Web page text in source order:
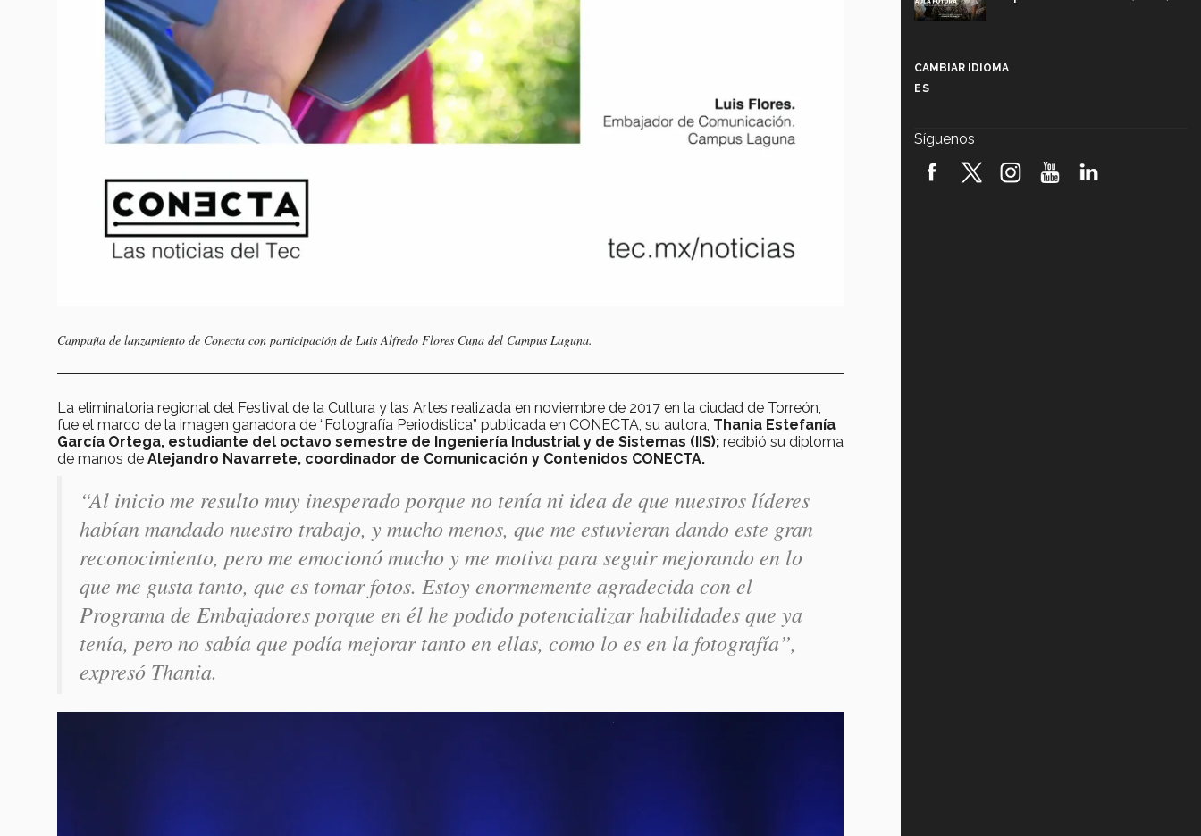
Campaña de lanzamiento de Conecta con participación de Luis Alfredo Flores Cuna del Campus Laguna.
La eliminatoria regional del Festival de la Cultura y las Artes realizada en noviembre de 2017 en la ciudad de Torreón,
fue el marco de la imagen ganadora de “Fotografía Periodística” publicada en CONECTA, su autora, Thania Estefanía
García Ortega, estudiante del octavo semestre de Ingeniería Industrial y de Sistemas (IIS); recibió su diploma
de manos de Alejandro Navarrete, coordinador de Comunicación y Contenidos CONECTA.
“Al inicio me resulto muy inesperado porque no tenía ni idea de que nuestros líderes
habían mandado nuestro trabajo, y mucho menos, que me estuvieran dando este gran
reconocimiento, pero me emocionó mucho y me motiva para seguir mejorando en lo
que me gusta tanto, que es tomar fotos. Estoy enormemente agradecida con el
Programa de Embajadores porque en él he podido potencializar habilidades que ya
tenía, pero no sabía que podía mejorar tanto en ellas, como lo es en la fotografía”,
expresó Thania.
robótica FIRST 2026! (video)
CAMBIAR IDIOMA
ES
Síguenos